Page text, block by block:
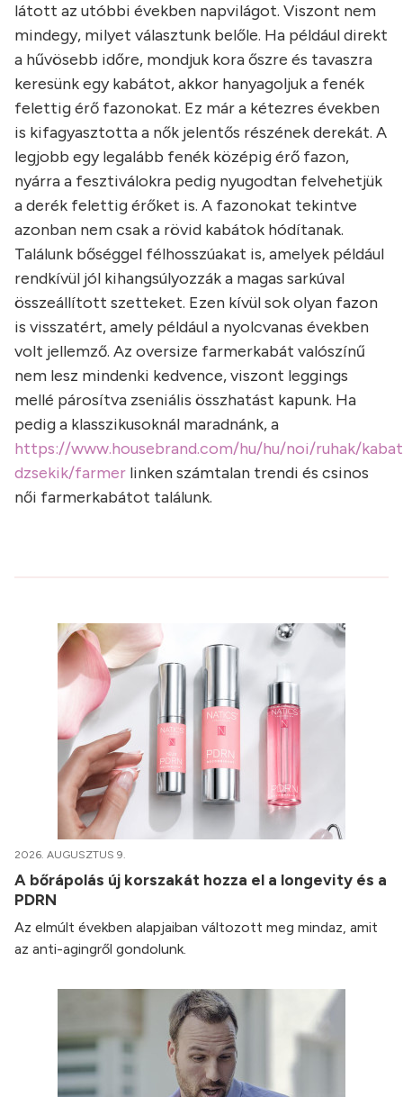
látott az utóbbi években napvilágot. Viszont nem
mindegy, milyet választunk belőle. Ha például direkt
a hűvösebb időre, mondjuk kora őszre és tavaszra
keresünk egy kabátot, akkor hanyagoljuk a fenék
felettig érő fazonokat. Ez már a kétezres években
is kifagyasztotta a nők jelentős részének derekát. A
legjobb egy legalább fenék középig érő fazon,
nyárra a fesztiválokra pedig nyugodtan felvehetjük
a derék felettig érőket is. A fazonokat tekintve
azonban nem csak a rövid kabátok hódítanak.
Találunk bőséggel félhosszúakat is, amelyek például
rendkívül jól kihangsúlyozzák a magas sarkúval
összeállított szetteket. Ezen kívül sok olyan fazon
is visszatért, amely például a nyolcvanas években
volt jellemző. Az oversize farmerkabát valószínű
nem lesz mindenki kedvence, viszont leggings
mellé párosítva zseniális összhatást kapunk. Ha
pedig a klasszikusoknál maradnánk, a
https://www.housebrand.com/hu/hu/noi/ruhak/
dzsekik/farmer linken számtalan trendi és csinos
női farmerkabátot találunk.
2026. AUGUSZTUS 9.
A bőrápolás új korszakát hozza el a longevity és a
PDRN
Az elmúlt években alapjaiban változott meg mindaz, amit
az anti-agingről gondolunk.